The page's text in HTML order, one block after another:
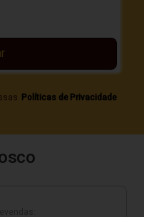
Políticas de Privacidade